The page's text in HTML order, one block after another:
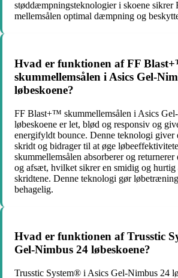
støddæmpningsteknologier i skoene
mellemsålen optimal dæmpning og
Hvad er funktionen af FF
skummellemsålen i Asics Gel-
løbeskoene?
FF Blast+™ skummellemsålen i Asics
løbeskoene er let, blød og responsiv og
energifyldt bounce. Denne teknologi giver
skridt og bidrager til at øge
skummellemsålen absorberer og
og afsæt, hvilket sikrer en smidig og
skridtene. Denne teknologi gør
behagelig.
Hvad er funktionen af Trusstic
Gel-Nimbus 24 løbeskoene?
Trusstic System® i Asics Gel-Nimbus 24